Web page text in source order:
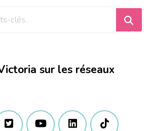
sur les réseaux